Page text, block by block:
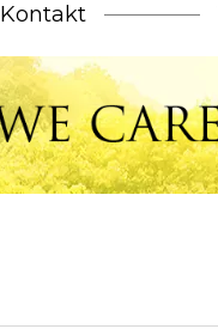
Kontakt